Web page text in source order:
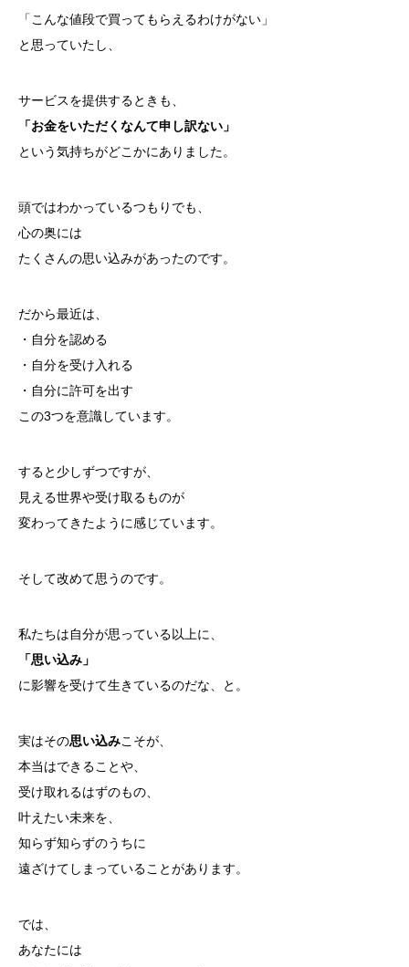
「こんな値段で買ってもらえるわけがない」
と思っていたし、
サービスを提供するときも、
「お金をいただくなんて申し訳ない」
という気持ちがどこかにありました。
頭ではわかっているつもりでも、
心の奥には
たくさんの思い込みがあったのです。
だから最近は、
・自分を認める
・自分を受け入れる
・自分に許可を出す
この3つを意識しています。
すると少しずつですが、
見える世界や受け取るものが
変わってきたように感じています。
そして改めて思うのです。
私たちは自分が思っている以上に、
「思い込み」
に影響を受けて生きているのだな、と。
実はその思い込みこそが、
本当はできることや、
受け取れるはずのもの、
叶えたい未来を、
知らず知らずのうちに
遠ざけてしまっていることがあります。
では、
あなたには